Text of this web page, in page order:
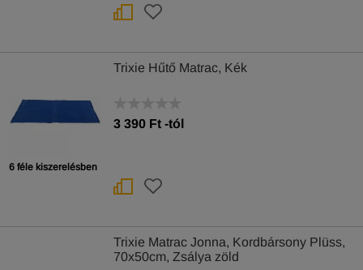
6 féle kiszerelésben
Trixie Hűtő Matrac, Kék
3 390 Ft -tól
Trixie Matrac Jonna, Kordbársony Plüss,
70x50cm, Zsálya zöld